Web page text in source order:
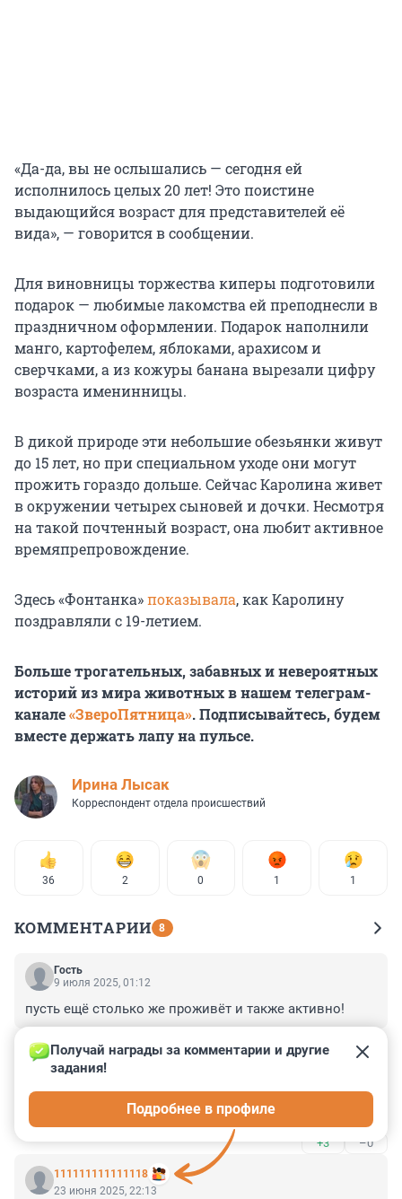
«Да-да, вы не ослышались — сегодня ей
исполнилось целых 20 лет! Это поистине
выдающийся возраст для представителей её
вида», — говорится в сообщении.
Для виновницы торжества киперы подготовили
подарок — любимые лакомства ей преподнесли в
праздничном оформлении. Подарок наполнили
манго, картофелем, яблоками, арахисом и
сверчками, а из кожуры банана вырезали цифру
возраста именинницы.
В дикой природе эти небольшие обезьянки живут
до 15 лет, но при специальном уходе они могут
прожить гораздо дольше. Сейчас Каролина живет
в окружении четырех сыновей и дочки. Несмотря
на такой почтенный возраст, она любит активное
времяпрепровождение.
Здесь «Фонтанка»показывала, как Каролину
поздравляли с 19-летием.
Больше трогательных, забавных и невероятных
историй из мира животных в нашем телеграм-
канале«ЗвероПятница». Подписывайтесь, будем
вместе держать лапу на пульсе.
Ирина Лысак
Корреспондент отдела происшествий
36 2 0 1 1
КОММЕНТАРИИ 8
Гость
9 июля 2025, 01:12
пусть ещё столько же проживёт и также активно!
–0
Гость
+3 –0
111111111111118
Получай награды за комментарии и другие
задания!
Подробнее в профиле
23 июня 2025, 22:13